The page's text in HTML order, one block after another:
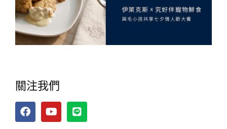
關注我們